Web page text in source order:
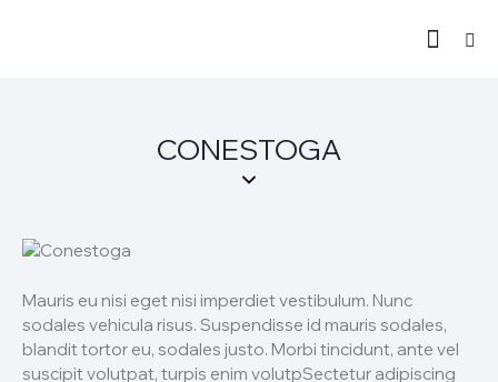
CONESTOGA
Mauris eu nisi eget nisi imperdiet vestibulum. Nunc
sodales vehicula risus. Suspendisse id mauris sodales,
blandit tortor eu, sodales justo. Morbi tincidunt, ante vel
suscipit volutpat, turpis enim volutpSectetur adipiscing